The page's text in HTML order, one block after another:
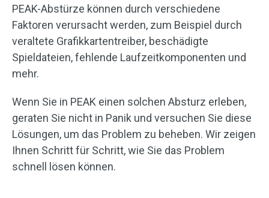
PEAK-Abstürze können durch verschiedene
Faktoren verursacht werden, zum Beispiel durch
veraltete Grafikkartentreiber, beschädigte
Spieldateien, fehlende Laufzeitkomponenten und
mehr.
Wenn Sie in PEAK einen solchen Absturz erleben,
geraten Sie nicht in Panik und versuchen Sie diese
Lösungen, um das Problem zu beheben. Wir zeigen
Ihnen Schritt für Schritt, wie Sie das Problem
schnell lösen können.